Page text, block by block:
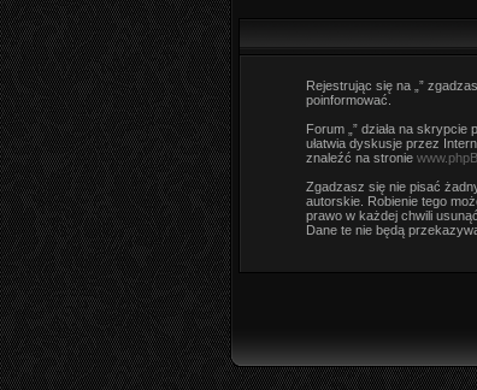
Rejestrując się na „”
poinformować.
Forum „” działa na skrypcie
ułatwia dyskusje przez
znaleźć na stronie
Zgadzasz się nie pisać
autorskie. Robienie tego
prawo w każdej chwili
Dane te nie będą